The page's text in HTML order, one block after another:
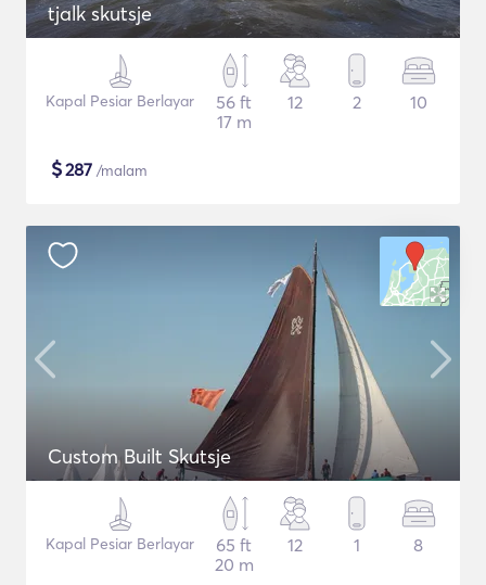
tjalk skutsje
Kapal Pesiar Berlayar
56 ft
17 m
12 2 10
$287 /malam
Custom Built Skutsje
Kapal Pesiar Berlayar
65 ft
20 m
12 1 8